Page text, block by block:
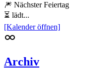
🎆 Nächster Feiertag
⏳ lädt...
[Kalender öffnen]
Archiv